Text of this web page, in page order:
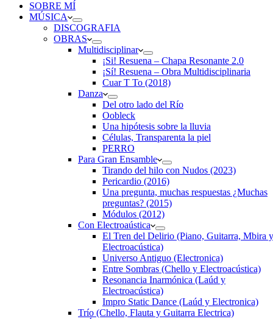
SOBRE MÍ
MÚSICA
DISCOGRAFIA
OBRAS
Multidisciplinar
¡Si! Resuena – Chapa Resonante 2.0
¡Sí! Resuena – Obra Multidisciplinaria
Cuar T To (2018)
Danza
Del otro lado del Río
Oobleck
Una hipótesis sobre la lluvia
Células, Transparenta la piel
PERRO
Para Gran Ensamble
Tirando del hilo con Nudos (2023)
Pericardio (2016)
Una pregunta, muchas respuestas ¿Muchas
preguntas? (2015)
Módulos (2012)
Con Electroaústica
El Tren del Delirio (Piano, Guitarra, Mbira y
Electroacústica)
Universo Antiguo (Electronica)
Entre Sombras (Chello y Electroacústica)
Resonancia Inarmónica (Laúd y
Electroacústica)
Impro Static Dance (Laúd y Electronica)
Trío (Chello, Flauta y Guitarra Electrica)